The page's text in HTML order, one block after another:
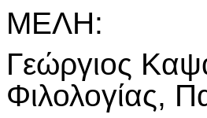
ΜΕΛΗ:
Γεώργιος
Φιλολογίας,